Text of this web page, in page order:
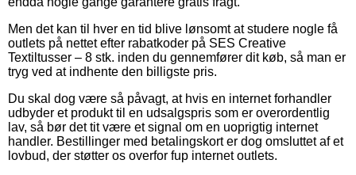
Men det kan til hver en tid blive lønsomt at studere nogle få
outlets på nettet efter rabatkoder på SES Creative
Textiltusser – 8 stk. inden du gennemfører dit køb, så man er
tryg ved at indhente den billigste pris.
Du skal dog være så påvagt, at hvis en internet forhandler
udbyder et produkt til en udsalgspris som er overordentlig
lav, så bør det tit være et signal om en uoprigtig internet
handler. Bestillinger med betalingskort er dog omsluttet af et
lovbud, der støtter os overfor fup internet outlets.